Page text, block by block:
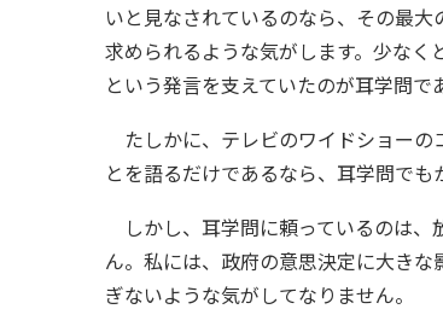
いと見なされているのなら、その最
求められるような気がします。少なく
という発言を支えていたのが耳学問で
たしかに、テレビのワイドショーの
とを語るだけであるなら、耳学問でも
しかし、耳学問に頼っているのは、
ん。私には、政府の意思決定に大き
ぎないような気がしてなりません。